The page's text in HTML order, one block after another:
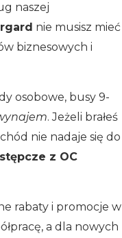
naszej
nie musisz mieć
biznesowych i
osobowe, busy 9-
. Jeżeli brałeś
nie nadaje się do
z OC
rabaty i promocje w
a dla nowych